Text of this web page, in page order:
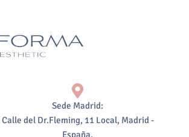
Sede Madrid:
Calle del Dr.Fleming, 11 Local, Madrid -
España.